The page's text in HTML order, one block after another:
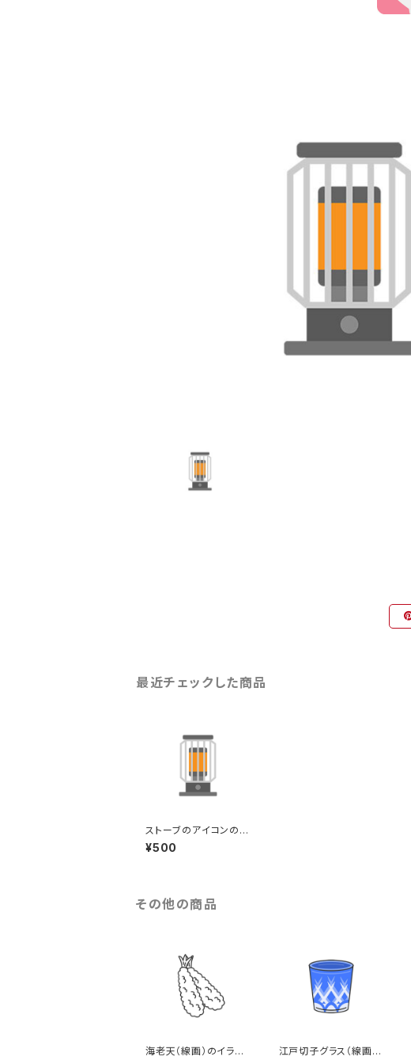
最近チェックした商品
ストーブのアイコンのイ
ラスト
¥500
その他の商品
海老天（線画）のイラス
江戸切子グラス（線画カ